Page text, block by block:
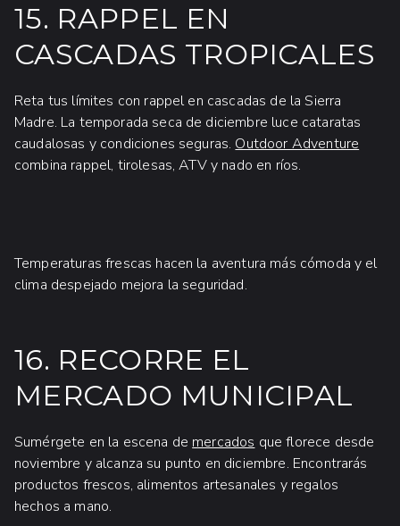
15. RAPPEL EN
CASCADAS TROPICALES
Reta tus límites con rappel en cascadas de la Sierra
Madre. La temporada seca de diciembre luce cataratas
caudalosas y condiciones seguras. Outdoor Adventure
combina rappel, tirolesas, ATV y nado en ríos.
Temperaturas frescas hacen la aventura más cómoda y el
clima despejado mejora la seguridad.
16. RECORRE EL
MERCADO MUNICIPAL
Sumérgete en la escena de mercados que florece desde
noviembre y alcanza su punto en diciembre. Encontrarás
productos frescos, alimentos artesanales y regalos
hechos a mano.